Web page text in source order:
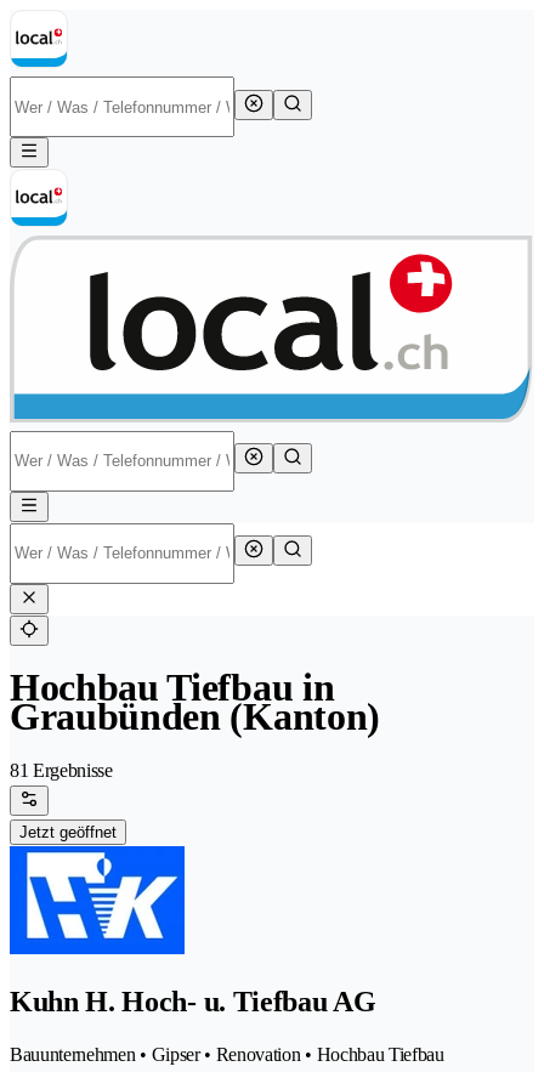
Hochbau Tiefbau in
Graubünden (Kanton)
81 Ergebnisse
Jetzt geöffnet
Kuhn H. Hoch- u. Tiefbau AG
Bauunternehmen • Gipser • Renovation • Hochbau Tiefbau